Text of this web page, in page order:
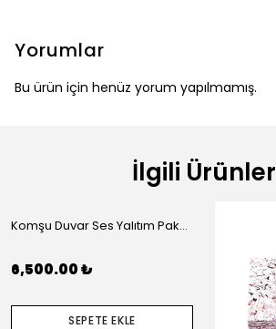
Yorumlar
Bu ürün için henüz yorum yapılmamış.
İlgili Ürünler
Komşu Duvar Ses Yalıtım Paketi (L)
6,500.00 ₺
SEPETE EKLE